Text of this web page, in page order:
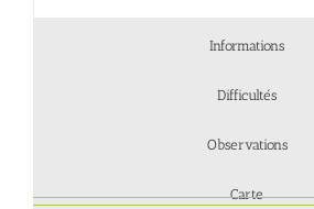
Informations
Difficultés
Observations
Carte